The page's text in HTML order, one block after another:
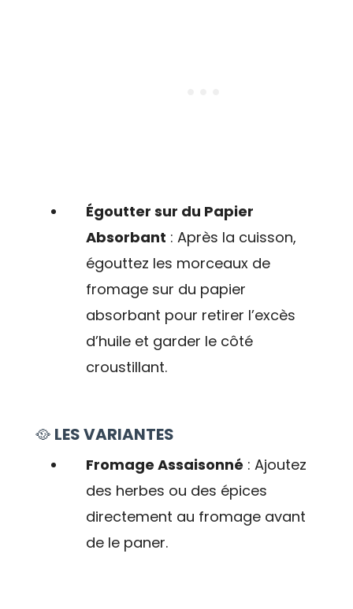
Égoutter sur du Papier
Absorbant : Après la cuisson,
égouttez les morceaux de
fromage sur du papier
absorbant pour retirer l’excès
d’huile et garder le côté
croustillant.
🥘 LES VARIANTES
Fromage Assaisonné : Ajoutez
des herbes ou des épices
directement au fromage avant
de le paner.